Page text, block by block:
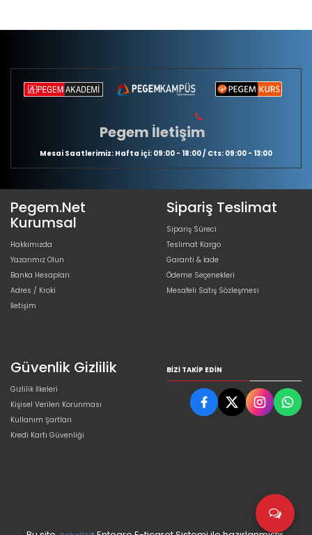
Pegem İletişim
Mesai Saatlerimiz: Hafta içi: 09:00 - 18:00 / Cts: 09:00 - 13:00
Pegem.Net
Kurumsal
Hakkımızda
Yazarımız Olun
Banka Hesapları
Adres / Kroki
İletişim
Sipariş Teslimat
Sipariş Süreci
Teslimat Kargo
Garanti & İade
Ödeme Seçenekleri
Mesafeli Satış Sözleşmesi
Güvenlik Gizlilik
Gizlilik İlkeleri
Kişisel Verilen Korunması
Kullanım Şartları
Kredi Kartı Güvenliği
BIZI TAKIP EDIN